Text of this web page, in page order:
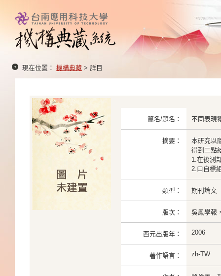
現在位置： 機構典藏 > 詳目
篇名/題名： 不同表現
摘要：
本研究以
得到二點
1.在後測
2.口自標
類型： 期刊論文
版次： 吳鳳學報
西元出版年： 2006
著作語言： zh-TW